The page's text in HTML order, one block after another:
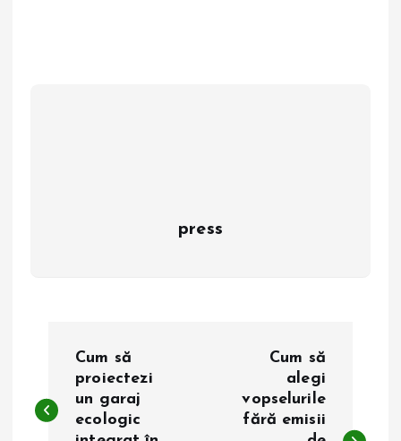
press
v
Cum să
proiectezi
un garaj
ecologic
Cum să
alegi
vopselurile
fără emisii